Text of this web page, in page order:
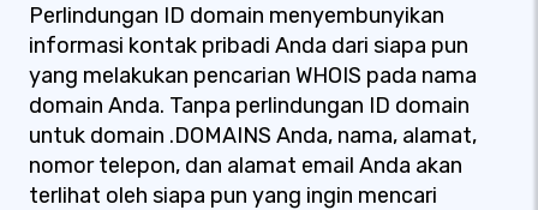
Perlindungan ID domain menyembunyikan
informasi kontak pribadi Anda dari siapa pun
yang melakukan pencarian WHOIS pada nama
domain Anda. Tanpa perlindungan ID domain
untuk domain .DOMAINS Anda, nama, alamat,
nomor telepon, dan alamat email Anda akan
terlihat oleh siapa pun yang ingin mencari